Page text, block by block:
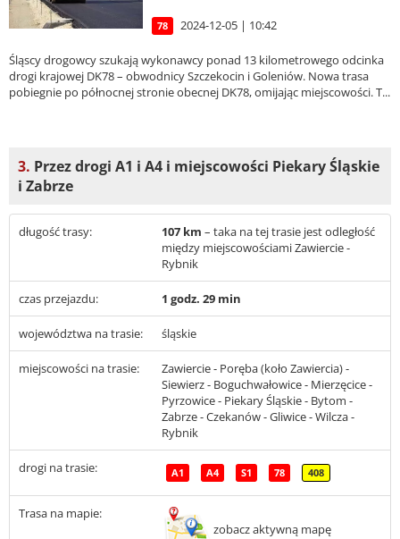
78 2024-12-05 | 10:42
Śląscy drogowcy szukają wykonawcy ponad 13 kilometrowego odcinka
drogi krajowej DK78 – obwodnicy Szczekocin i Goleniów. Nowa trasa
pobiegnie po północnej stronie obecnej DK78, omijając miejscowości. T...
3. Przez drogi A1 i A4 i miejscowości Piekary Śląskie
i Zabrze
długość trasy: 107 km – taka na tej trasie jest odległość
między miejscowościami Zawiercie -
Rybnik
czas przejazdu: 1 godz. 29 min
województwa na trasie: śląskie
miejscowości na trasie:
Zawiercie - Poręba (koło Zawiercia) -
Siewierz - Boguchwałowice - Mierzęcice -
Pyrzowice - Piekary Śląskie - Bytom -
Zabrze - Czekanów - Gliwice - Wilcza -
Rybnik
drogi na trasie: A1 A4 S1 78 408
Trasa na mapie:
zobacz aktywną mapę